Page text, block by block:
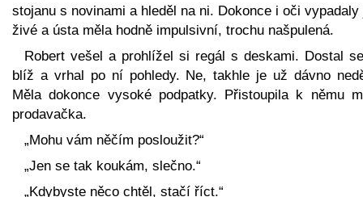
stojanu s novinami a hleděl na ni. Dokonce i oči vypadaly
živé a ústa měla hodně impulsivní, trochu našpulená.
Robert vešel a prohlížel si regál s deskami. Dostal
blíž a vrhal po ní pohledy. Ne, takhle je už dávno
Měla dokonce vysoké podpatky. Přistoupila k němu
prodavačka.
„Mohu vám něčím posloužit?“
„Jen se tak koukám, slečno.“
„Kdybyste něco chtěl, stačí říct.“